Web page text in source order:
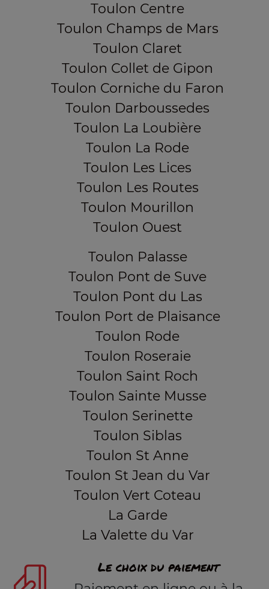
Toulon Centre
Toulon Champs de Mars
Toulon Claret
Toulon Collet de Gipon
Toulon Corniche du Faron
Toulon Darboussedes
Toulon La Loubière
Toulon La Rode
Toulon Les Lices
Toulon Les Routes
Toulon Mourillon
Toulon Ouest
Toulon Palasse
Toulon Pont de Suve
Toulon Pont du Las
Toulon Port de Plaisance
Toulon Rode
Toulon Roseraie
Toulon Saint Roch
Toulon Sainte Musse
Toulon Serinette
Toulon Siblas
Toulon St Anne
Toulon St Jean du Var
Toulon Vert Coteau
La Garde
La Valette du Var
Le choix du paiement